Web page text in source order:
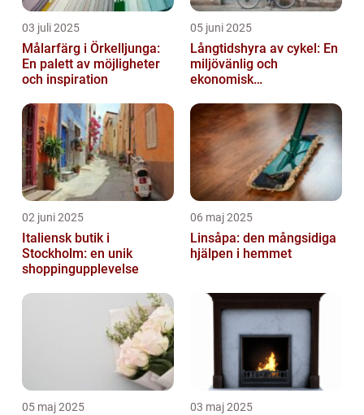
03 juli 2025
Målarfärg i Örkelljunga:
En palett av möjligheter
och inspiration
05 juni 2025
Långtidshyra av cykel: En
miljövänlig och
ekonomisk
02 juni 2025
Italiensk butik i
Stockholm: en unik
shoppingupplevelse
06 maj 2025
Linsåpa: den mångsidiga
hjälpen i hemmet
05 maj 2025 03 maj 2025